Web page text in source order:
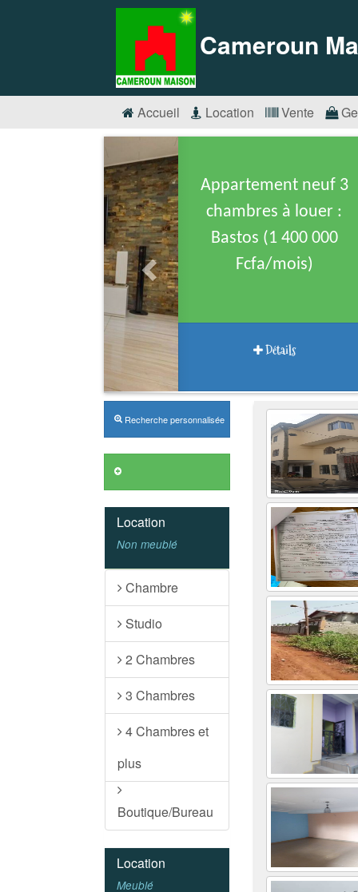
Cameroun
Accueil Location Vente
Appartement neuf 3
chambres à louer :
Bastos (1 400 000
Fcfa/mois)
Recherche personnalisée
Location
Non meublé
Chambre
Studio
2 Chambres
3 Chambres
4 Chambres et
plus
Boutique/Bureau
Location
Meublé